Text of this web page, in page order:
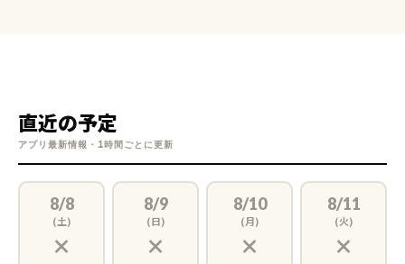
直近の予定
アプリ最新情報・1時間ごとに更新
8/8
(土)
×
8/9
(日)
×
8/10
(月)
×
8/11
(火)
×